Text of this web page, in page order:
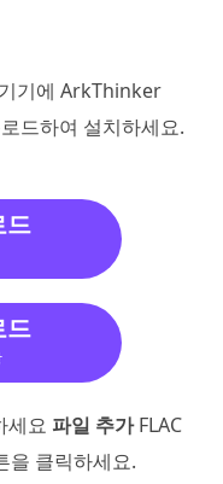
기에 ArkThinker
드하여 설치하세요.
드
드
세요 파일 추가FLAC
을 클릭하세요.